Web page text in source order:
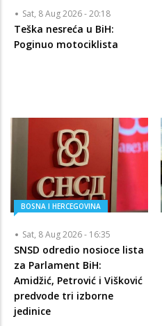
Sat, 8 Aug 2026 - 20:18
Teška nesreća u BiH:
Poginuo motociklista
BOSNA I HERCEGOVINA
Sat, 8 Aug 2026 - 16:35
SNSD odredio nosioce lista
za Parlament BiH:
Amidžić, Petrović i Višković
predvode tri izborne
jedinice